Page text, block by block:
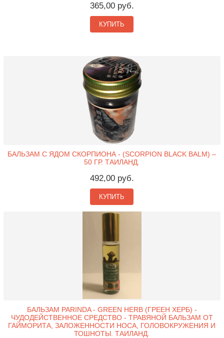
365,00 руб.
КУПИТЬ
БАЛЬЗАМ С ЯДОМ СКОРПИОНА - (SCORPION BLACK BALM) –
50 ГР. ТАИЛАНД.
492,00 руб.
КУПИТЬ
БАЛЬЗАМ PARINDA - GREEN HERB (ГРЕЕН ХЕРБ) -
ЧУДОДЕЙСТВЕННОЕ СРЕДСТВО - ТРАВЯНОЙ БАЛЬЗАМ ОТ
ГАЙМОРИТА, ЗАЛОЖЕННОСТИ НОСА, ГОЛОВОКРУЖЕНИЯ И
ТОШНОТЫ. ТАИЛАНД.